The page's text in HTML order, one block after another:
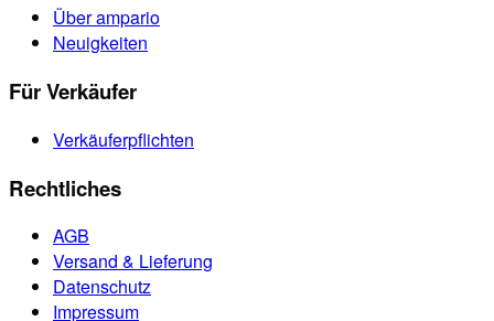
Über ampario
Neuigkeiten
Für Verkäufer
Verkäuferpflichten
Rechtliches
AGB
Versand & Lieferung
Datenschutz
Impressum